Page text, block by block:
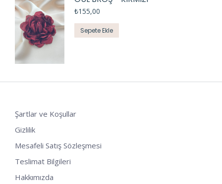
₺155,00
Sepete Ekle
Şartlar ve Koşullar
Gizlilik
Mesafeli Satış Sözleşmesi
Teslimat Bilgileri
Hakkımızda